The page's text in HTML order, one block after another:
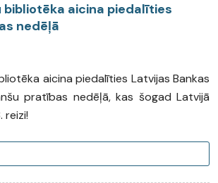
bibliotēka aicina piedalīties
nedēļā
aicina piedalīties Latvijas Bankas
pratības nedēļā, kas šogad Latvijā
reizi!